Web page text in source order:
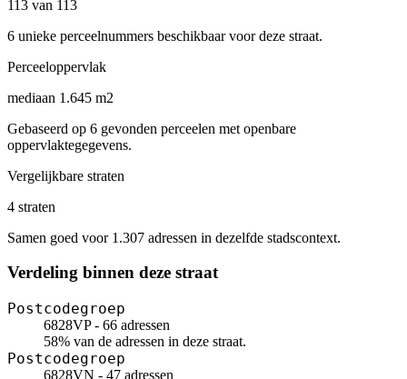
113 van 113
6 unieke perceelnummers beschikbaar voor deze straat.
Perceeloppervlak
mediaan 1.645 m2
Gebaseerd op 6 gevonden perceelen met openbare
oppervlaktegegevens.
Vergelijkbare straten
4 straten
Samen goed voor 1.307 adressen in dezelfde stadscontext.
Verdeling binnen deze straat
Postcodegroep
6828VP - 66 adressen
58% van de adressen in deze straat.
Postcodegroep
6828VN - 47 adressen